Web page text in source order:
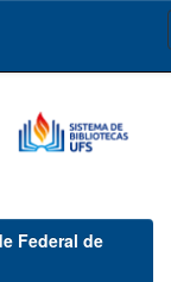
Federal de